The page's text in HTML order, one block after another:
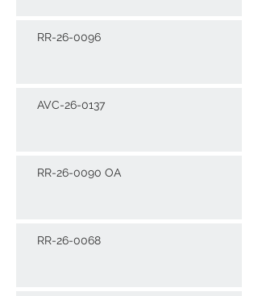
RR-26-0096
AVC-26-0137
RR-26-0090 OA
RR-26-0068